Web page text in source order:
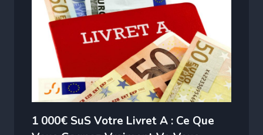
1 000€ SuS Votre Livret A : Ce Que